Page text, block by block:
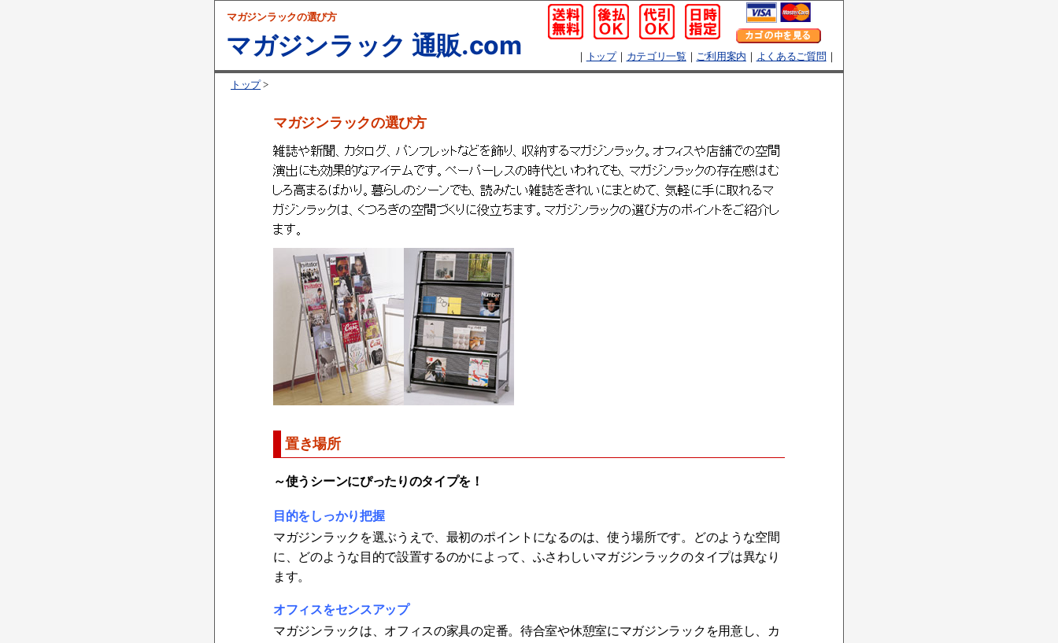
マガジンラックの選び方
マガジンラック 通販.com ｜ トップ｜ カテゴリ一覧 ｜ ご利用案内 ｜ よくあるご質問 ｜
トップ>
マガジンラックの選び方
置き場所
～使うシーンにぴったりのタイプを！
目的をしっかり把握
マガジンラックを選ぶうえで、最初のポイントになるのは、使う場所です。どのような空間
に、どのような目的で設置するのかによって、ふさわしいマガジンラックのタイプは異なり
ます。
オフィスをセンスアップ
マガジンラックは、オフィスの家具の定番。待合室や休憩室にマガジンラックを用意し、カ